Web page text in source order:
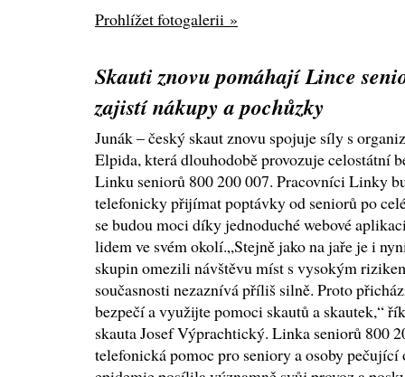
Prohlížet fotogalerii »
Skauti znovu pomáhají Lince
zajistí nákupy a pochůzky
Junák – český skaut znovu spojuje síly s
Elpida, která dlouhodobě provozuje celostátní
Linku seniorů 800 200 007. Pracovníci Linky
telefonicky přijímat poptávky od seniorů po
se budou moci díky jednoduché webové
lidem ve svém okolí.„Stejně jako na jaře je i
skupin omezili návštěvu míst s vysokým
současnosti nezaznívá příliš silně. Proto
bezpečí a využijte pomoci skautů a skautek,“
skauta Josef Výprachtický. Linka seniorů 800
telefonická pomoc pro seniory a osoby pečující